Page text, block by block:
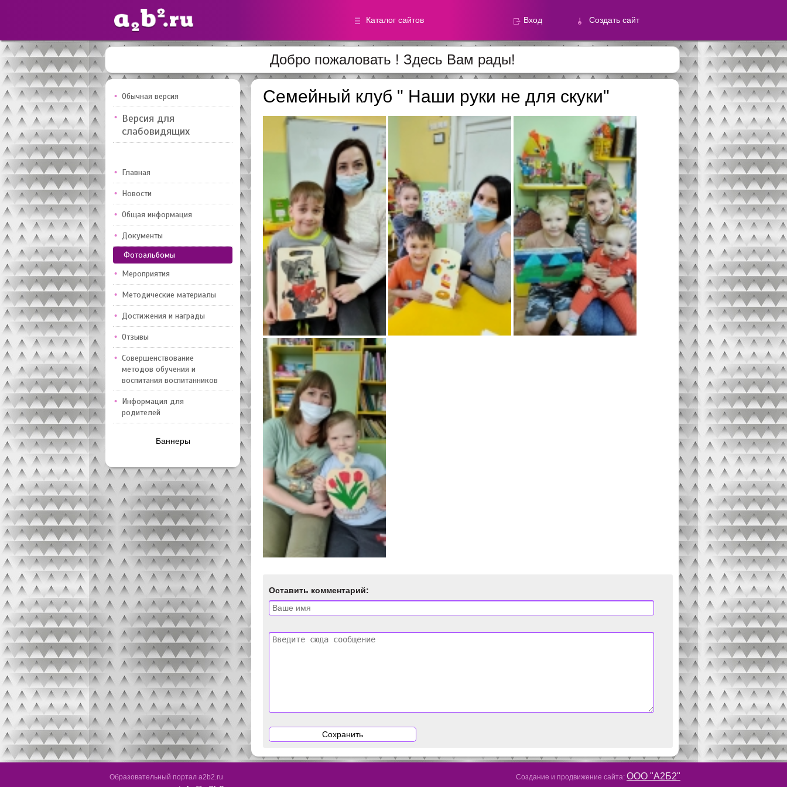
Каталог сайтов Создать сайт
Вход
Сайты
педагогов
Добавлено — 10947
Метод.
материалы
Добавлено — 59870
Галереи
фотографий
Добавлено — 39050 Создать сайт
Добро пожаловать ! Здесь Вам рады!
Обычная версия
Версия для
слабовидящих
Главная
Новости
Общая информация
Документы
Фотоальбомы
Мероприятия
Методические материалы
Достижения и награды
Отзывы
Совершенствование
методов обучения и
воспитания воспитанников
Информация для
родителей
Баннеры
Семейный клуб " Наши руки не для скуки"
Оставить комментарий:
Образовательный портал a2b2.ru
Создание и продвижение сайта: ООО "А2Б2"